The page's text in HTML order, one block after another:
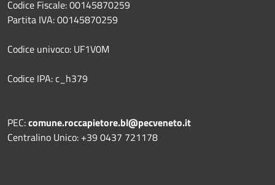
Codice Fiscale: 00145870259
Partita IVA: 00145870259
Codice univoco: UF1V0M
Codice IPA: c_h379
PEC:comune.roccapietore.bl@pecveneto.it
Centralino Unico: +39 0437 721178